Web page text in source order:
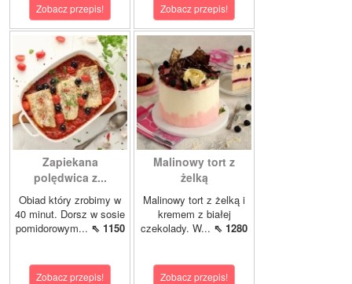
Zobacz przepis! Zobacz przepis!
Zapiekana
polędwica z...
Obiad który zrobimy w
40 minut. Dorsz w sosie
pomidorowym... ⇖ 1150
Zobacz przepis!
Malinowy tort z
żelką
Malinowy tort z żelką i
kremem z białej
czekolady. W... ⇖ 1280
Zobacz przepis!